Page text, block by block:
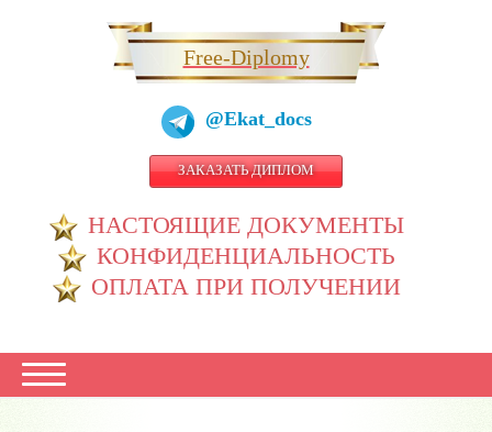
Free-Diplomy
@Ekat_docs
ЗАКАЗАТЬ ДИПЛОМ
НАСТОЯЩИЕ ДОКУМЕНТЫ
КОНФИДЕНЦИАЛЬНОСТЬ
ОПЛАТА ПРИ ПОЛУЧЕНИИ